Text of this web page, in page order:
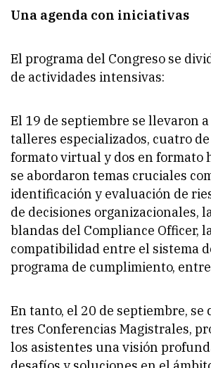
Una agenda con iniciativas
El programa del Congreso se
de actividades intensivas:
El 19 de septiembre se llevaron a
talleres especializados, cuatro
formato virtual y dos en formato
se abordaron temas cruciales
identificación y evaluación de
de decisiones organizacionales,
blandas del Compliance Officer,
compatibilidad entre el sistema
programa de cumplimiento,
En tanto, el 20 de septiembre,
tres Conferencias Magistrales,
los asistentes una visión